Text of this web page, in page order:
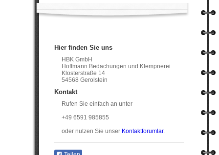
Hier finden Sie uns
HBK GmbH
Hoffmann Bedachungen und Klempnerei
Klosterstraße 14
54568 Gerolstein
Kontakt
Rufen Sie einfach an unter
+49 6591 985855
oder nutzen Sie unser Kontaktforumlar.